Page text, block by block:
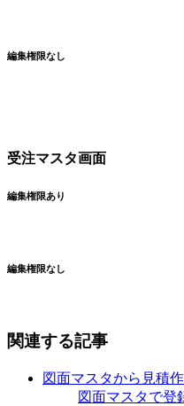
編集権限なし
受注マスタ画面
編集権限あり
編集権限なし
関連する記事
図面マスタから見積
図面マスタで登